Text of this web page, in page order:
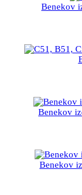
Benekov
Benekov
Benekov